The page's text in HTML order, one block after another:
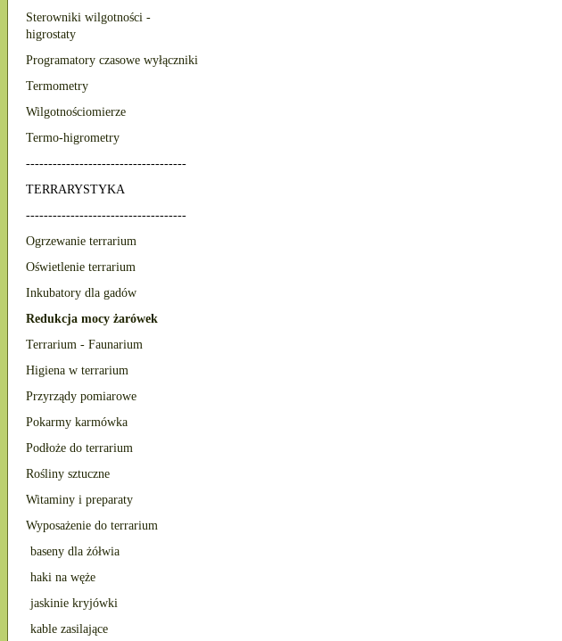
Sterowniki wilgotności -
higrostaty
Programatory czasowe wyłączniki
Termometry
Wilgotnościomierze
Termo-higrometry
------------------------------------
TERRARYSTYKA
------------------------------------
Ogrzewanie terrarium
Oświetlenie terrarium
Inkubatory dla gadów
Redukcja mocy żarówek
Terrarium - Faunarium
Higiena w terrarium
Przyrządy pomiarowe
Pokarmy karmówka
Podłoże do terrarium
Rośliny sztuczne
Witaminy i preparaty
Wyposażenie do terrarium
baseny dla żółwia
haki na węże
jaskinie kryjówki
kable zasilające